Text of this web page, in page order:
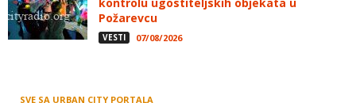
Požarevcu
VESTI 07/08/2026
SVE SA URBAN CITY PORTALA